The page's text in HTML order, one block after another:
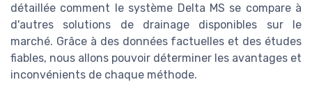
détaillée comment le système Delta MS se compare à
d'autres solutions de drainage disponibles sur le
marché. Grâce à des données factuelles et des études
fiables, nous allons pouvoir déterminer les avantages et
inconvénients de chaque méthode.